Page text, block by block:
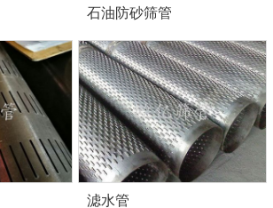
石油防砂筛管
滤水管